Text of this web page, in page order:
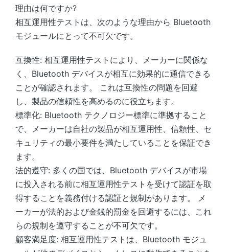
理由は何ですか?
相互運用性テストは、次のような理由から Bluetooth
モジュールにとって不可欠です。
互換性: 相互運用性テストにより、メーカーに関係な
く、Bluetooth デバイスが相互に効果的に通信できる
ことが確認されます。 これは互換性の問題を回避
し、製品の信頼性を高めるのに役立ちます。
標準化: Bluetooth テクノロジー標準に準拠すること
で、メーカーは自社の製品が相互運用性、信頼性、セ
キュリティの最小要件を満たしていることを保証でき
ます。
法的遵守: 多くの国では、Bluetooth デバイスが市場
に投入される前に相互運用性テストを受けて認証を取
得することを義務付ける認証と規制があります。 メ
ーカーが法的および金銭的罰金を回避するには、これ
らの規制を遵守することが不可欠です。
顧客満足度: 相互運用性テストは、Bluetooth モジュ